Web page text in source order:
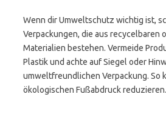
Wenn dir Umweltschutz wichtig ist,
Verpackungen, die aus recycelbaren
Materialien bestehen. Vermeide
Plastik und achte auf Siegel oder
umweltfreundlichen Verpackung. So
ökologischen Fußabdruck reduzieren.